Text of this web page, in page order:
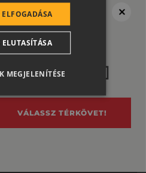
a tető?
felejtsd el
térburkolatot se!
VÁLASSZ TÉRKÖVET!
CROATIAN
SR
RO-HU
ITALIAN
ELFOGADÁSA
ELUTASÍTÁSA
MEGJELENÍTÉSE